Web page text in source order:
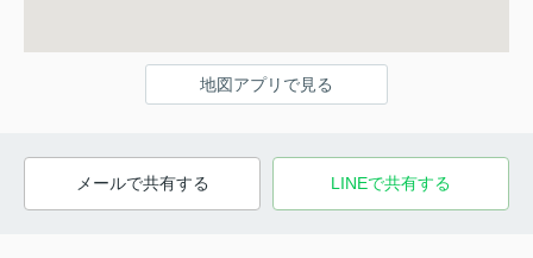
地図アプリで見る
メールで共有する LINEで共有する